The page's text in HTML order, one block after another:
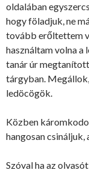
oldalában
hogy föladjuk, ne
tovább erőltettem
használtam volna
tanár úr megtanított
tárgyban.
ledöcögök.
Közben
hangosan
Szóval ha az